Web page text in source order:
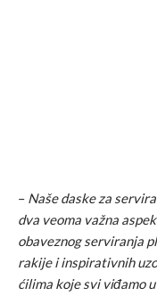
– Naše daske za
dva veoma važna
obaveznog serviranja
rakije i inspirativnih
ćilima koje svi viđamo